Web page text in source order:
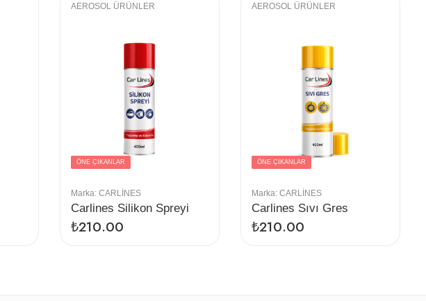
AEROSOL ÜRÜNLER
Marka: CARLINES
Carlines Silikon Spreyi
ÖNE ÇIKANLAR
₺210.00
AEROSOL ÜRÜNLER
Marka: CARLINES
Carlines Sıvı Gres
ÖNE ÇIKANLAR
₺210.00